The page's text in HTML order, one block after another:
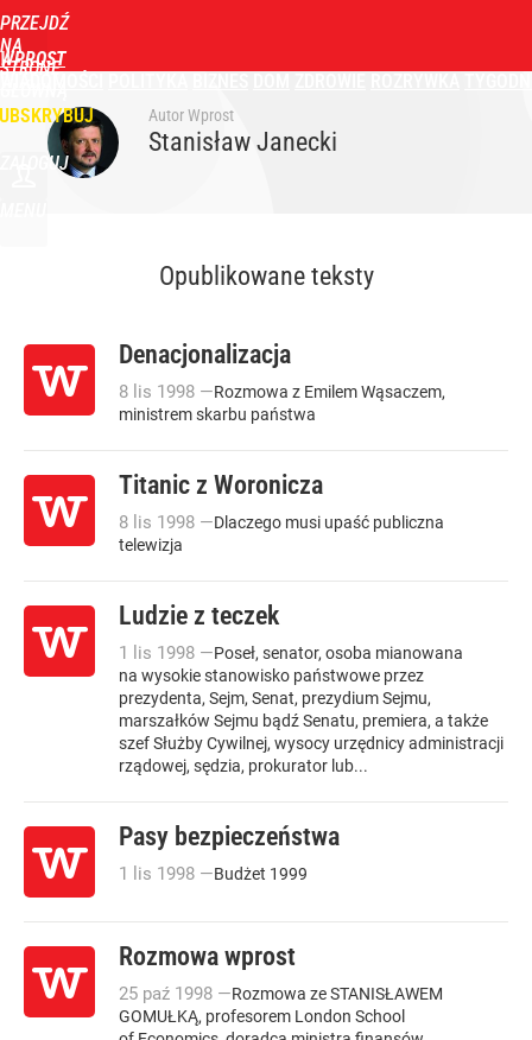
PRZEJDŹ
NA
STRONĘ
WPROST
ZALOGUJ
Autor Wprost
Stanisław Janecki
Opublikowane teksty
Denacjonalizacja
8 lis 1998 —Rozmowa z Emilem Wąsaczem,
ministrem skarbu państwa
Titanic z Woronicza
8 lis 1998 —Dlaczego musi upaść publiczna
telewizja
Ludzie z teczek
1 lis 1998 —Poseł, senator, osoba mianowana
na wysokie stanowisko państwowe przez
prezydenta, Sejm, Senat, prezydium Sejmu,
marszałków Sejmu bądź Senatu, premiera, a także
szef Służby Cywilnej, wysocy urzędnicy administracji
rządowej, sędzia, prokurator lub...
Pasy bezpieczeństwa
1 lis 1998 —Budżet 1999
Rozmowa wprost
25 paź 1998 —Rozmowa ze STANISŁAWEM
GOMUŁKĄ, profesorem London School